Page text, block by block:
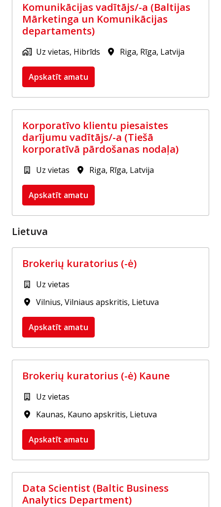
Komunikācijas vadītājs/-a (Baltijas
Mārketinga un Komunikācijas
departaments)
Uz vietas, Hibrīds Riga, Rīga, Latvija
Apskatīt amatu
Korporatīvo klientu piesaistes
darījumu vadītājs/-a (Tiešā
korporatīvā pārdošanas nodaļa)
Uz vietas Riga, Rīga, Latvija
Apskatīt amatu
Lietuva
Brokerių kuratorius (-ė)
Uz vietas
Vilnius, Vilniaus apskritis, Lietuva
Apskatīt amatu
Brokerių kuratorius (-ė) Kaune
Uz vietas
Kaunas, Kauno apskritis, Lietuva
Apskatīt amatu
Data Scientist (Baltic Business
Analytics Department)